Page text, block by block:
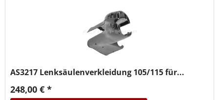
AS3217 Lenksäulenverkleidung 105/115 für...
248,00 € *